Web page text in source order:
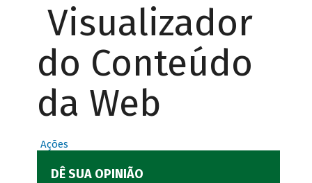
Visualizador
do Conteúdo
da Web
Ações
DÊ SUA OPINIÃO